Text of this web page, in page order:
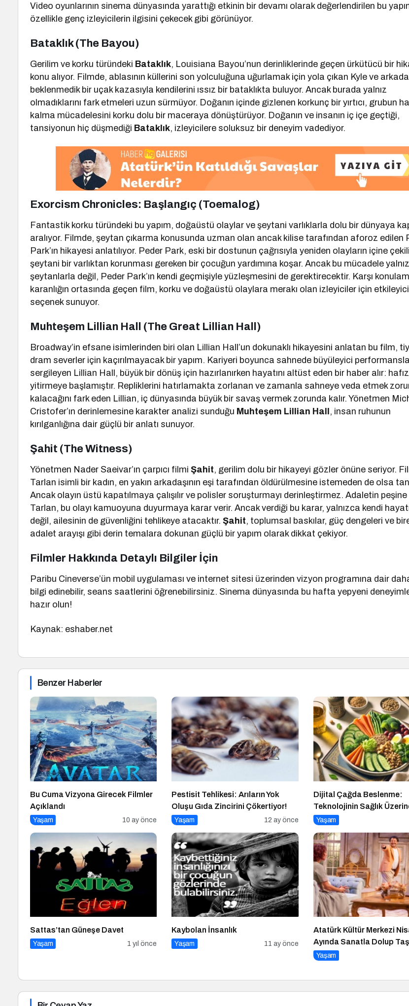
Video oyunlarının sinema dünyasında yarattığı etkinin bir devamı olarak değerlendirilen bu
özellikle genç izleyicilerin ilgisini çekecek gibi görünüyor.
Bataklık (The Bayou)
Gerilim ve korku türündeki Bataklık, Louisiana Bayou’nun derinliklerinde geçen ürkütücü bir
konu alıyor. Filmde, ablasının küllerini son yolculuğuna uğurlamak için yola çıkan Kyle ve
beklenmedik bir uçak kazasıyla kendilerini ıssız bir bataklıkta buluyor. Ancak burada yalnız
olmadıklarını fark etmeleri uzun sürmüyor. Doğanın içinde gizlenen korkunç bir yırtıcı, grubun
kalma mücadelesini korku dolu bir maceraya dönüştürüyor. Doğanın ve insanın iç içe geçtiği,
tansiyonun hiç düşmediği Bataklık, izleyicilere soluksuz bir deneyim vadediyor.
Exorcism Chronicles: Başlangıç (Toemalog)
Fantastik korku türündeki bu yapım, doğaüstü olaylar ve şeytani varlıklarla dolu bir dünyaya
aralıyor. Filmde, şeytan çıkarma konusunda uzman olan ancak kilise tarafından aforoz edilen
Park’ın hikayesi anlatılıyor. Peder Park, eski bir dostunun çağrısıyla yeniden olayların içine
şeytani bir varlıktan korunması gereken bir çocuğun yardımına koşar. Ancak bu mücadele
şeytanlarla değil, Peder Park’ın kendi geçmişiyle yüzleşmesini de gerektirecektir. Karşı
karanlığın ortasında geçen film, korku ve doğaüstü olaylara merakı olan izleyiciler için
seçenek sunuyor.
Muhteşem Lillian Hall (The Great Lillian Hall)
Broadway’in efsane isimlerinden biri olan Lillian Hall’un dokunaklı hikayesini anlatan bu film,
dram severler için kaçırılmayacak bir yapım. Kariyeri boyunca sahnede büyüleyici
sergileyen Lillian Hall, büyük bir dönüş için hazırlanırken hayatını altüst eden bir haber alır:
yitirmeye başlamıştır. Repliklerini hatırlamakta zorlanan ve zamanla sahneye veda etmek
kalacağını fark eden Lillian, iç dünyasında büyük bir savaş vermek zorunda kalır. Yönetmen
Cristofer’ın derinlemesine karakter analizi sunduğu Muhteşem Lillian Hall , insan ruhunun
kırılganlığına dair güçlü bir anlatı sunuyor.
Şahit (The Witness)
Yönetmen Nader Saeivar’ın çarpıcı filmiŞahit, gerilim dolu bir hikayeyi gözler önüne seriyor.
Tarlan isimli bir kadın, en yakın arkadaşının eşi tarafından öldürülmesine istemeden de olsa
Ancak olayın üstü kapatılmaya çalışılır ve polisler soruşturmayı derinleştirmez. Adaletin peşine
Tarlan, bu olayı kamuoyuna duyurmaya karar verir. Ancak verdiği bu karar, yalnızca kendi
değil, ailesinin de güvenliğini tehlikeye atacaktır.Şahit, toplumsal baskılar, güç dengeleri ve
adalet arayışı gibi derin temalara dokunan güçlü bir yapım olarak dikkat çekiyor.
Filmler Hakkında Detaylı Bilgiler İçin
Paribu Cineverse’ün mobil uygulaması ve internet sitesi üzerinden vizyon programına dair
bilgi edinebilir, seans saatlerini öğrenebilirsiniz. Sinema dünyasında bu hafta yepyeni
hazır olun!
Kaynak: eshaber.net
Benzer Haberler
Bu Cuma Vizyona Girecek Filmler
Açıklandı
Yaşam 10 ay önce
Pestisit Tehlikesi: Arıların Yok
Oluşu Gıda Zincirini Çökertiyor!
Yaşam 12 ay önce
Dijital Çağda Beslenme:
Teknolojinin Sağlık
Etkileri ve Yeni
Yaşam
Sattas’tan Güneşe Davet
Yaşam 1 yıl önce
Kaybolan İnsanlık
Yaşam 11 ay önce
Atatürk Kültür Merkezi
Ayında Sanatla Dolup
Yaşam